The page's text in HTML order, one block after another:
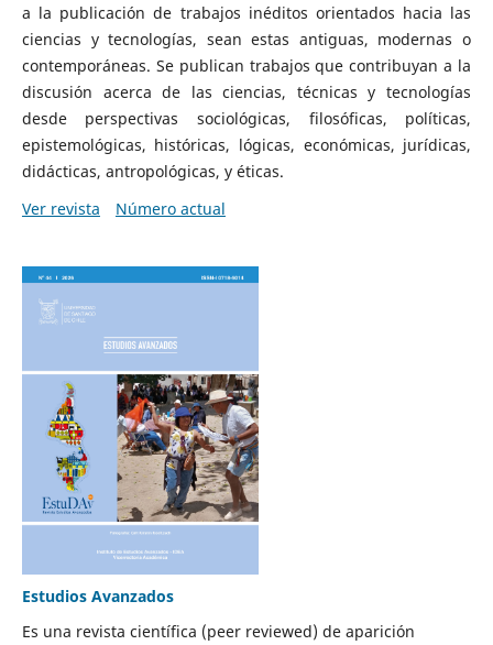
a la publicación de trabajos inéditos orientados hacia las
ciencias y tecnologías, sean estas antiguas, modernas o
contemporáneas. Se publican trabajos que contribuyan a la
discusión acerca de las ciencias, técnicas y tecnologías
desde perspectivas sociológicas, filosóficas, políticas,
epistemológicas, históricas, lógicas, económicas, jurídicas,
didácticas, antropológicas, y éticas.
Ver revista
Número actual
Estudios Avanzados
Es una revista científica (peer reviewed) de aparición